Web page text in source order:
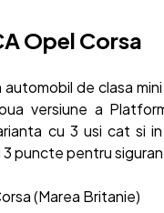
Opel Corsa
de clasa
versiune a
cu 3 usi cat si
puncte pentru
(Marea Britanie)